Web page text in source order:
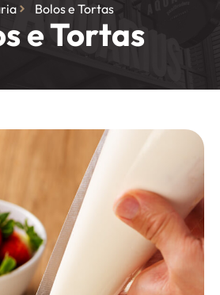
Bolos e Tortas
e Tortas